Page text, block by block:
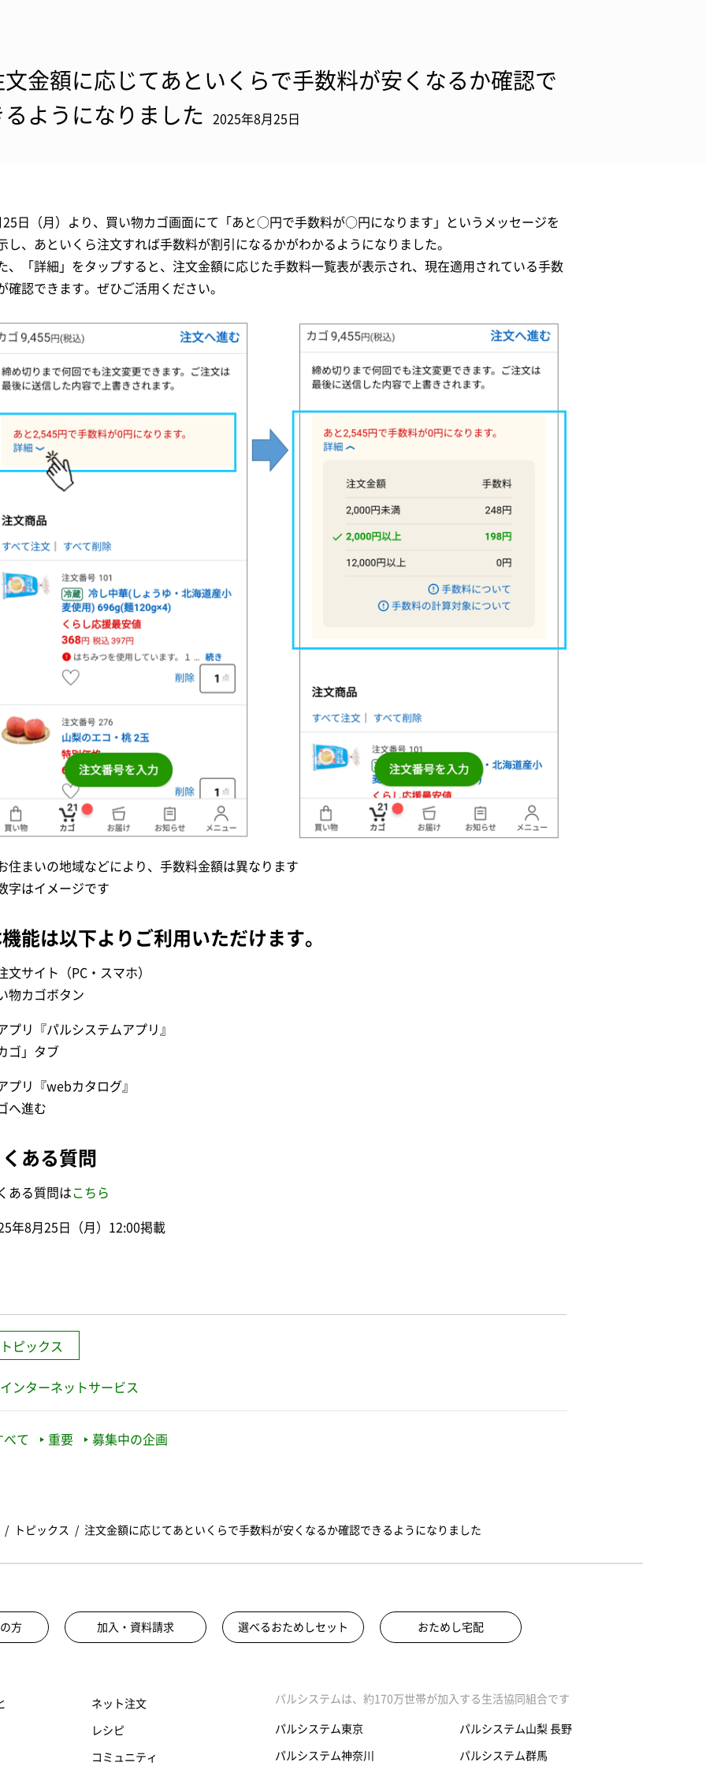
文金額に応じてあといくらで手数料が安くなるか確認で
るようになりました
2025年8月25日
25日（月）より、買い物カゴ画面にて「あと○円で手数料が○円になります」というメッセージを
し、あといくら注文すれば手数料が割引になるかがわかるようになりました。
、「詳細」をタップすると、注文金額に応じた手数料一覧表が表示され、現在適用されている手数
確認できます。ぜひご活用ください。
住まいの地域などにより、手数料金額は異なります
字はイメージです
能は以下よりご利用いただけます。
文サイト（PC・スマホ）
物カゴボタン
プリ『パルシステムアプリ』
ゴ」タブ
プリ『webカタログ』
へ進む
ある質問
ある質問はこちら
年8月25日（月）12:00掲載
トピックス
インターネットサービス
べて 重要 募集中の企画
トピックス 注文金額に応じてあといくらで手数料が安くなるか確認できるようになりました
方 加入・資料請求 選べるおためしセット おためし宅配
ネット注文
レシピ
コミュニティ
パルシステムは、約170万世帯が加入する生活協同組合です
パルシステム東京
パルシステム神奈川
パルシステム山梨 長野
パルシステム群馬